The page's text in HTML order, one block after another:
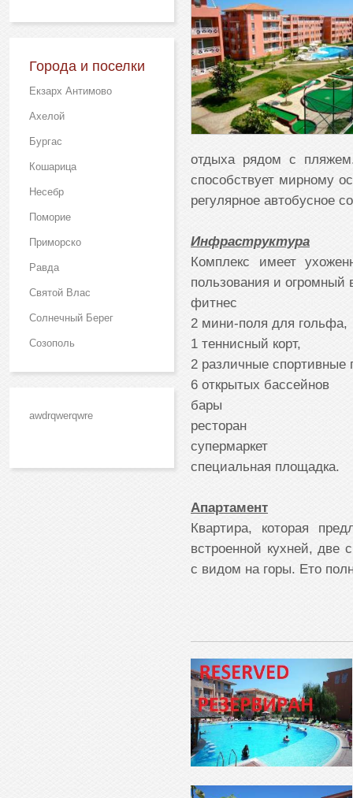
Города и поселки
Екзарх Антимово
Ахелой
Бургас
Кошарица
Несебр
Поморие
Приморско
Равда
Святой Влас
Солнечный Берег
Созополь
awdrqwerqwre
отдыха рядом с
способствует мирному
регулярное автобусное
Инфраструктура
Комплекс имеет
пользования и огромный
фитнес
2 мини-поля для гольфа,
1 теннисный корт,
2 различные спортивные
6 открытых бассейнов
бары
ресторан
супермаркет
специальная площадка.
Апартамент
Квартира, которая
встроенной кухней, две
с видом на горы. Ето